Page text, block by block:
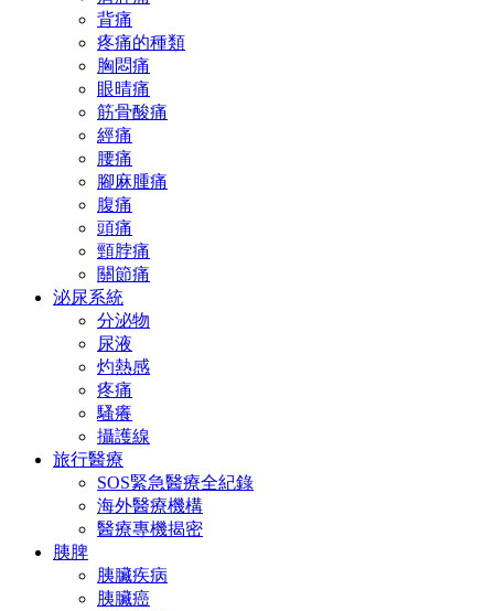
背痛
疼痛的種類
胸悶痛
眼晴痛
筋骨酸痛
經痛
腰痛
腳麻腫痛
腹痛
頭痛
頸脖痛
關節痛
泌尿系統
分泌物
尿液
灼熱感
疼痛
騷癢
攝護線
旅行醫療
SOS緊急醫療全紀錄
海外醫療機構
醫療專機揭密
胰脾
胰臟疾病
胰臟癌